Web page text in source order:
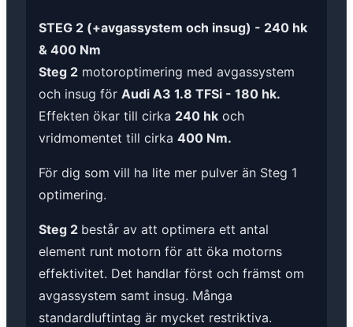
STEG 2 (+avgassystem och insug) - 240 hk
& 400 Nm
Steg 2 motoroptimering med avgassystem
och insug för Audi A3 1.8 TFSi - 180 hk.
Effekten ökar till cirka 240 hk och
vridmomentet till cirka 400 Nm.
För dig som vill ha lite mer pulver än Steg 1
optimering.
Steg 2 består av att optimera ett antal
element runt motorn för att öka motorns
effektivitet. Det handlar först och främst om
avgassystem samt insug. Många
standardluftintag är mycket restriktiva.